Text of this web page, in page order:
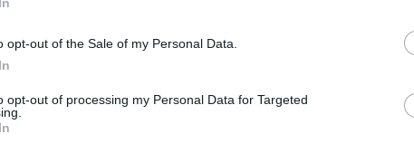
opt-out of the Sale of my Personal Data.
opt-out of processing my Personal Data for Targeted